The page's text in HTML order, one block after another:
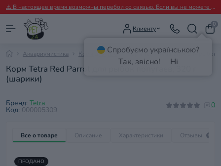
⚠️ В настоящее время возможны перебои со связью. Если вы не можете дозвониться, пожалуйста, пишите нам в Viber.
Клиенту
0
Аквариумистика Корм для рыб Корм Tetra Red Parrot для рыбок
Корм Tetra Red Parrot для рыбок попугаев, 320 г
(шарики)
Бренд: Tetra
Код: 000005309
0
Все о товаре Описание Характеристики Отзывы
ПРОДАНО
Спробуємо українською?
Так, звісно!
Ні